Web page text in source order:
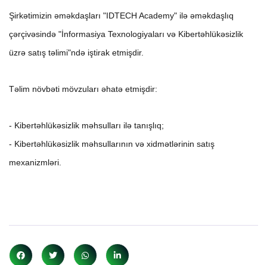
Şirkətimizin əməkdaşları "IDTECH Academy" ilə əməkdaşlıq
çərçivəsində "İnformasiya Texnologiyaları və Kibertəhlükəsizlik
üzrə satış təlimi"ndə iştirak etmişdir.
Təlim növbəti mövzuları əhatə etmişdir:
- Kibertəhlükəsizlik məhsulları ilə tanışlıq;
- Kibertəhlükəsizlik məhsullarının və xidmətlərinin satış
mexanizmləri.